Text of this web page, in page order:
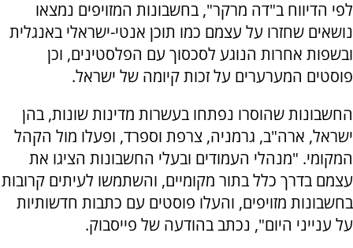
לפי הדיווח ב"דה מרקר", בחשבונות המזויפים נמצאו
נושאים שחזרו על עצמם כמו תוכן אנטי-ישראלי באנגלית
ובשפות אחרות הנוגע לסכסוך עם הפלסטינים, וכן
פוסטים המערערים על זכות קיומה של ישראל.
החשבונות שהוסרו נפתחו בעשרות מדינות שונות, בהן
ישראל, ארה"ב, גרמניה, צרפת וספרד, ופעלו מול הקהל
המקומי. "מנהלי העמודים ובעלי החשבונות הציגו את
עצמם בדרך כלל בתור מקומיים, והשתמשו לעיתים קרובות
בחשבונות מזויפים, והעלו פוסטים עם כתבות חדשותיות
על ענייני היום", נכתב בהודעה של פייסבוק.